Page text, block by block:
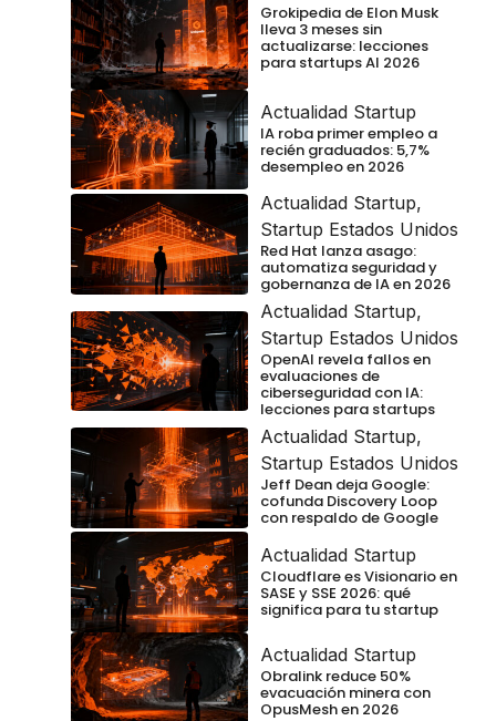
Grokipedia de Elon Musk
lleva 3 meses sin
actualizarse: lecciones
para startups AI 2026
Actualidad Startup
IA roba primer empleo a
recién graduados: 5,7%
desempleo en 2026
Actualidad Startup,
Startup Estados Unidos
Red Hat lanza asago:
automatiza seguridad y
gobernanza de IA en 2026
Actualidad Startup,
Startup Estados Unidos
OpenAI revela fallos en
evaluaciones de
ciberseguridad con IA:
lecciones para startups
Actualidad Startup,
Startup Estados Unidos
Jeff Dean deja Google:
cofunda Discovery Loop
con respaldo de Google
Actualidad Startup
Cloudflare es Visionario en
SASE y SSE 2026: qué
significa para tu startup
Actualidad Startup
Obralink reduce 50%
evacuación minera con
OpusMesh en 2026